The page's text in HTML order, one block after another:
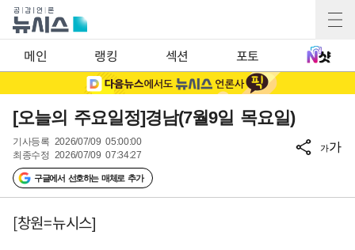
메인 랭킹 섹션 포토
[오늘의 주요일정]경남(7월9일 목요일)
기사등록 2026/07/09 05:00:00
최종수정 2026/07/09 07:34:27
구글에서 선호하는 매체로 추가
가가
[창원=뉴시스]